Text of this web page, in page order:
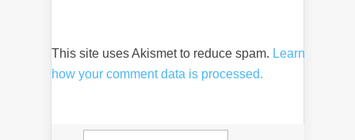
This site uses Akismet to reduce spam. Learn
how your comment data is processed.
Rechercher :